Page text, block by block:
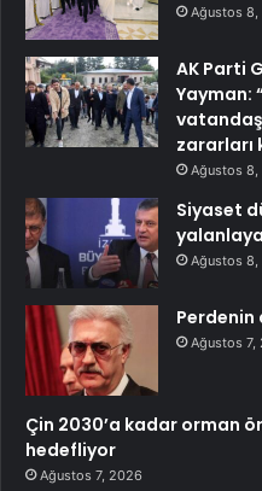
Ağustos 8,
AK Parti
Yayman:
zararları
Ağustos 8,
Siyaset
Ağustos 8,
Perdenin
Ağustos 7,
Çin 2030’a kadar orman
hedefliyor
Ağustos 7, 2026